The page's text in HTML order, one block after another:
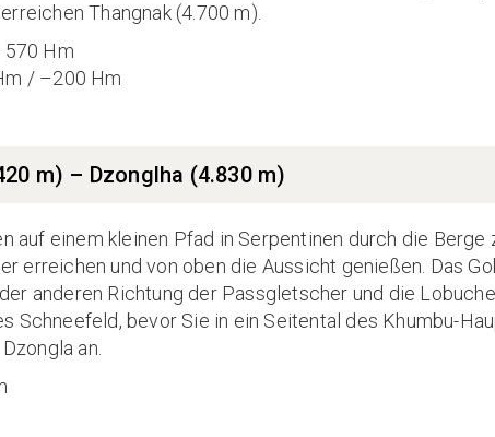
Thangnak (4.700 m).
570 Hm
/ –200 Hm
m) – Dzonglha (4.830 m)
auf einem kleinen Pfad in Serpentinen durch die Berge
erreichen und von oben die Aussicht genießen. Das
anderen Richtung der Passgletscher und die Lobuche
Schneefeld, bevor Sie in ein Seitental des Khumbu-
an.